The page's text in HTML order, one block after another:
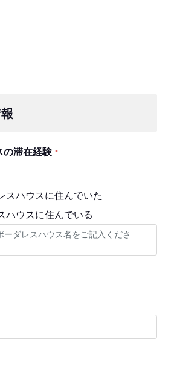
の滞在経験 *
スハウスに住んでいた
ハウスに住んでいる